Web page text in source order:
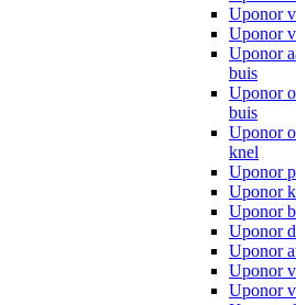
Uponor
Uponor
Uponor
buis
Uponor
buis
Uponor
knel
Uponor
Uponor
Uponor
Uponor
Uponor
Uponor
Uponor